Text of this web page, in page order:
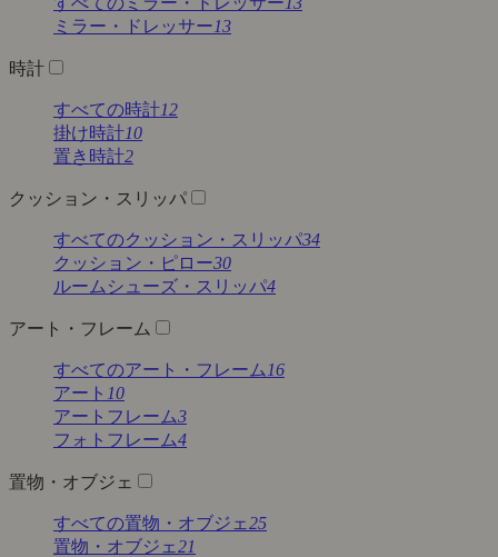
ミラー・ドレッサー13
時計
すべての時計12
掛け時計10
置き時計2
クッション・スリッパ
すべてのクッション・スリッパ34
クッション・ピロー30
ルームシューズ・スリッパ4
アート・フレーム
すべてのアート・フレーム 16
アート 10
アートフレーム3
フォトフレーム4
置物・オブジェ
すべての置物・オブジェ25
置物・オブジェ21